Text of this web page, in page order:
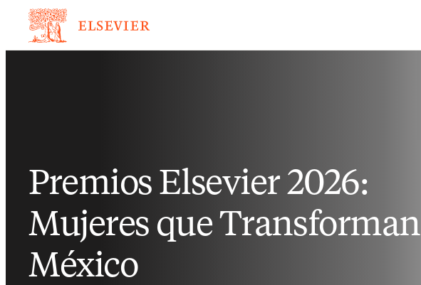
Premios Elsevier 2026:
Mujeres que Transforman
México